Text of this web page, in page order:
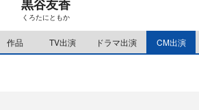
e
黒谷友香
くろたにともか
作品 TV出演 ドラマ出演 CM出演